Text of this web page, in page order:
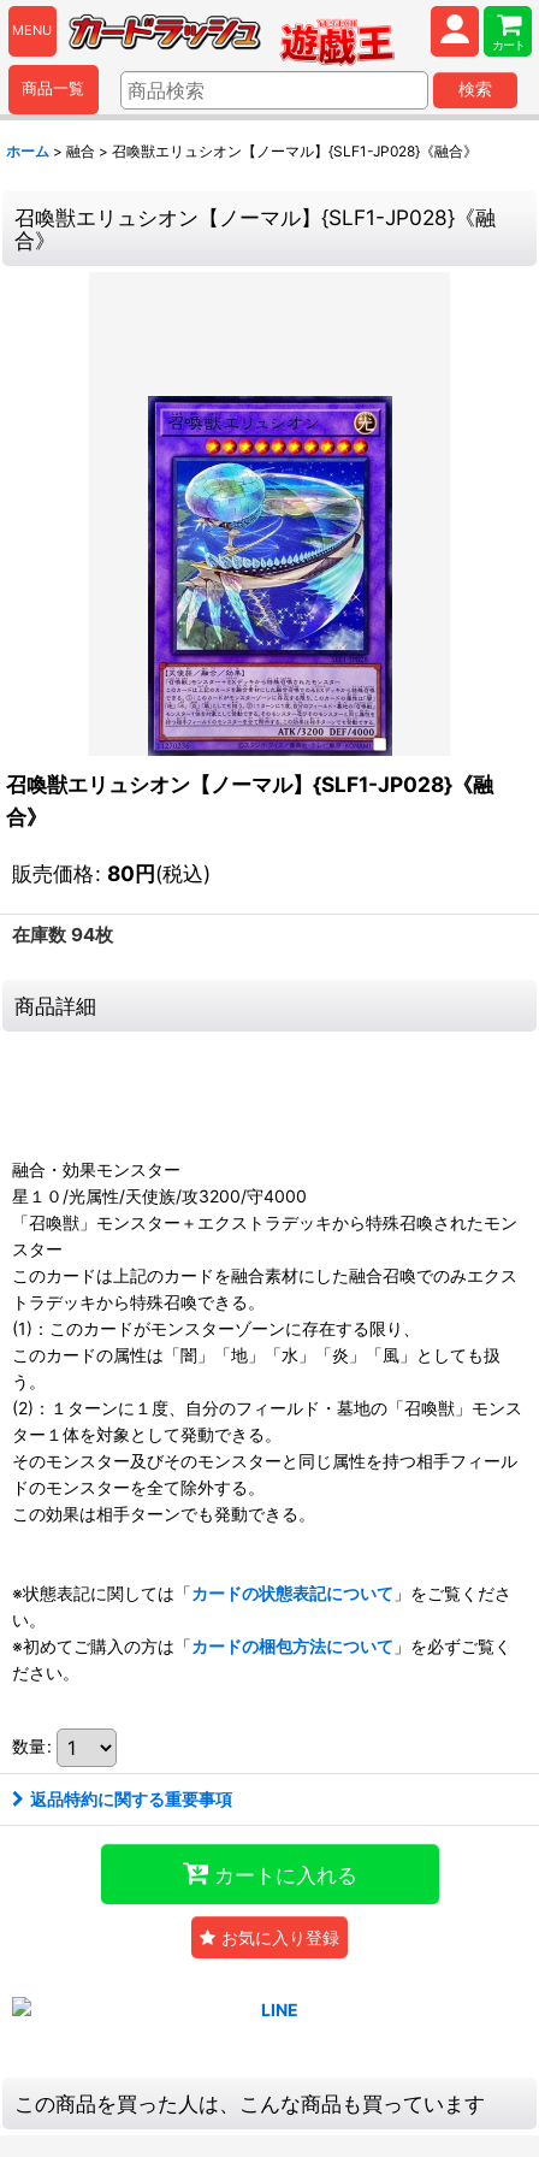
MENU
カート
商品一覧 検索
ホーム > 融合 > 召喚獣エリュシオン【ノーマル】{SLF1-JP028}《融合》
召喚獣エリュシオン【ノーマル】{SLF1-JP028}《融
合》
召喚獣エリュシオン【ノーマル】{SLF1-JP028}《融
合》
販売価格: 80円(税込)
在庫数 94枚
商品詳細
融合・効果モンスター
星１０/光属性/天使族/攻3200/守4000
「召喚獣」モンスター＋エクストラデッキから特殊召喚されたモン
スター
このカードは上記のカードを融合素材にした融合召喚でのみエクス
トラデッキから特殊召喚できる。
(1)：このカードがモンスターゾーンに存在する限り、
このカードの属性は「闇」「地」「水」「炎」「風」としても扱
う。
(2)：１ターンに１度、自分のフィールド・墓地の「召喚獣」モンス
ター１体を対象として発動できる。
そのモンスター及びそのモンスターと同じ属性を持つ相手フィール
ドのモンスターを全て除外する。
この効果は相手ターンでも発動できる。
※状態表記に関しては「カードの状態表記について 」をご覧くださ
い。
※初めてご購入の方は「カードの梱包方法について 」を必ずご覧く
ださい。
数量:
返品特約に関する重要事項
カートに入れる
お気に入り登録
この商品を買った人は、こんな商品も買っています